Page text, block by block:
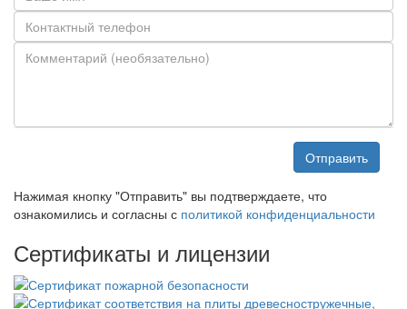
Отправить
Нажимая кнопку "Отправить" вы подтверждаете, что
ознакомились и согласны с политикой конфиденциальности
Сертификаты и лицензии